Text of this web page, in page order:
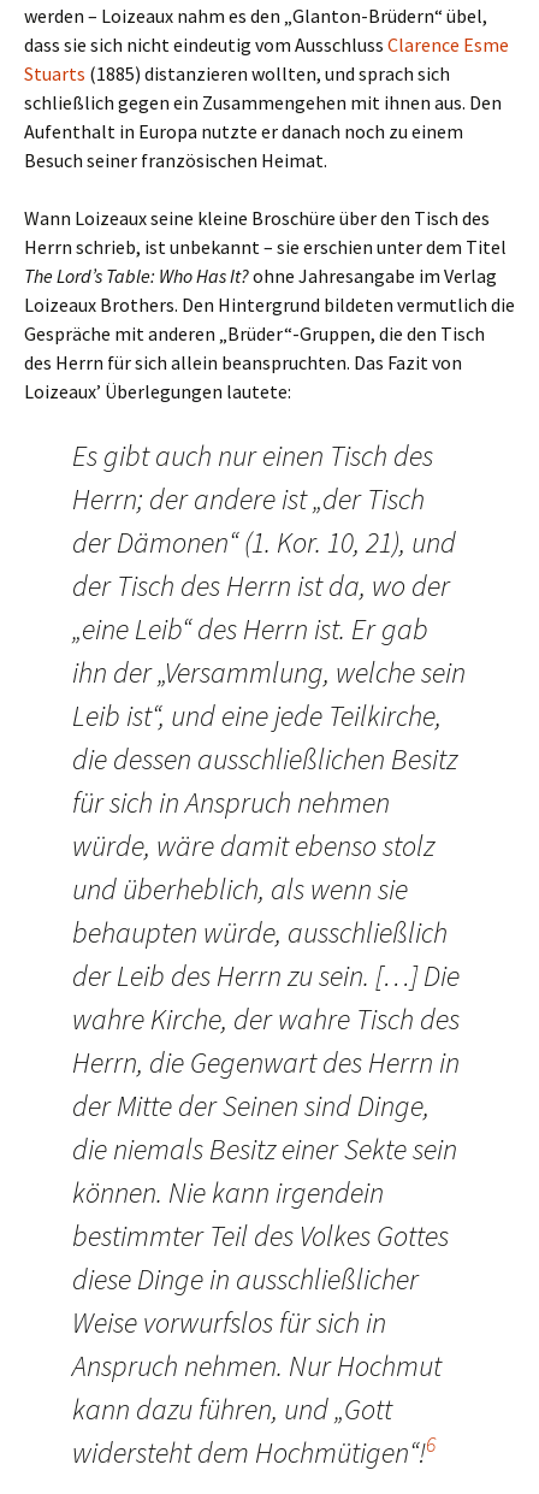
werden – Loizeaux nahm es den „Glanton-Brüdern“ übel,
dass sie sich nicht eindeutig vom Ausschluss Clarence Esme
Stuarts (1885) distanzieren wollten, und sprach sich
schließlich gegen ein Zusammengehen mit ihnen aus. Den
Aufenthalt in Europa nutzte er danach noch zu einem
Besuch seiner französischen Heimat.
Wann Loizeaux seine kleine Broschüre über den Tisch des
Herrn schrieb, ist unbekannt – sie erschien unter dem Titel
The Lord’s Table: Who Has It?ohne Jahresangabe im Verlag
Loizeaux Brothers. Den Hintergrund bildeten vermutlich die
Gespräche mit anderen „Brüder“-Gruppen, die den Tisch
des Herrn für sich allein beanspruchten. Das Fazit von
Loizeaux’ Überlegungen lautete:
Es gibt auch nur einen Tisch des
Herrn; der andere ist „der Tisch
der Dämonen“ (1. Kor. 10, 21), und
der Tisch des Herrn ist da, wo der
„eine Leib“ des Herrn ist. Er gab
ihn der „Versammlung, welche sein
Leib ist“, und eine jede Teilkirche,
die dessen ausschließlichen Besitz
für sich in Anspruch nehmen
würde, wäre damit ebenso stolz
und überheblich, als wenn sie
behaupten würde, ausschließlich
der Leib des Herrn zu sein. […] Die
wahre Kirche, der wahre Tisch des
Herrn, die Gegenwart des Herrn in
der Mitte der Seinen sind Dinge,
die niemals Besitz einer Sekte sein
können. Nie kann irgendein
bestimmter Teil des Volkes Gottes
diese Dinge in ausschließlicher
Weise vorwurfslos für sich in
Anspruch nehmen. Nur Hochmut
kann dazu führen, und „Gott
widersteht dem Hochmütigen“!6